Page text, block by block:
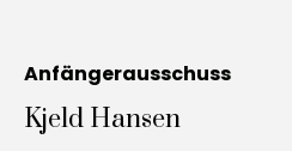
Anfängerausschuss
Kjeld Hansen